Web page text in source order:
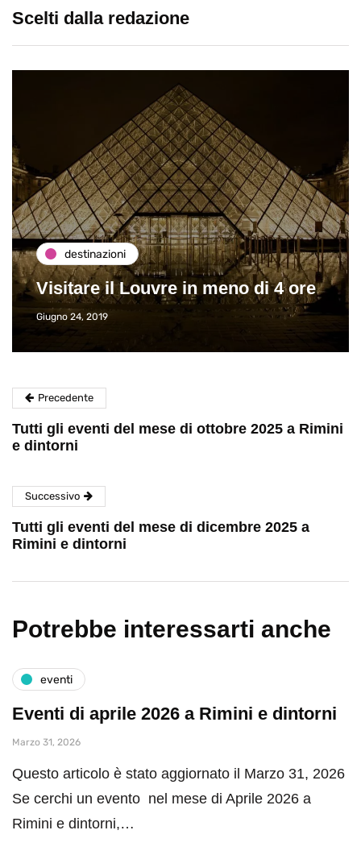
Scelti dalla redazione
destinazioni
Visitare il Louvre in meno di 4 ore
Giugno 24, 2019
Precedente
Tutti gli eventi del mese di ottobre 2025 a Rimini
e dintorni
Successivo
Tutti gli eventi del mese di dicembre 2025 a
Rimini e dintorni
Potrebbe interessarti anche
eventi
Eventi di aprile 2026 a Rimini e dintorni
Marzo 31, 2026
Questo articolo è stato aggiornato il Marzo 31, 2026
Se cerchi un evento nel mese di Aprile 2026 a
Rimini e dintorni,…